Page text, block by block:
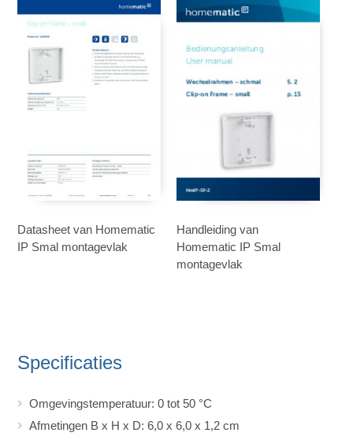
Datasheet van Homematic
IP Smal montagevlak
Handleiding van
Homematic IP Smal
montagevlak
Specificaties
Omgevingstemperatuur: 0 tot 50 °C
Afmetingen B x H x D: 6,0 x 6,0 x 1,2 cm